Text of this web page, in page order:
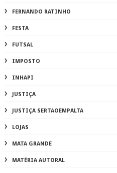
FERNANDO RATINHO
FESTA
FUTSAL
IMPOSTO
INHAPI
JUSTIÇA
JUSTIÇA SERTAOEMPALTA
LOJAS
MATA GRANDE
MATÉRIA AUTORAL